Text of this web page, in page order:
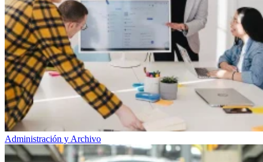
Administración y Archivo